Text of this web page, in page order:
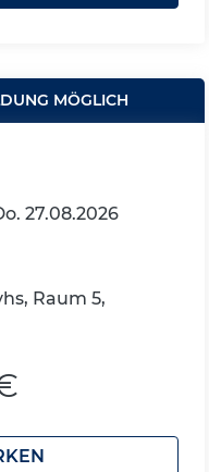
MÖGLICH
27.08.2026
Raum 5,